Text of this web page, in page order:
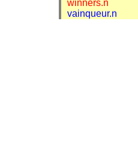
winners.n
vainqueur.n